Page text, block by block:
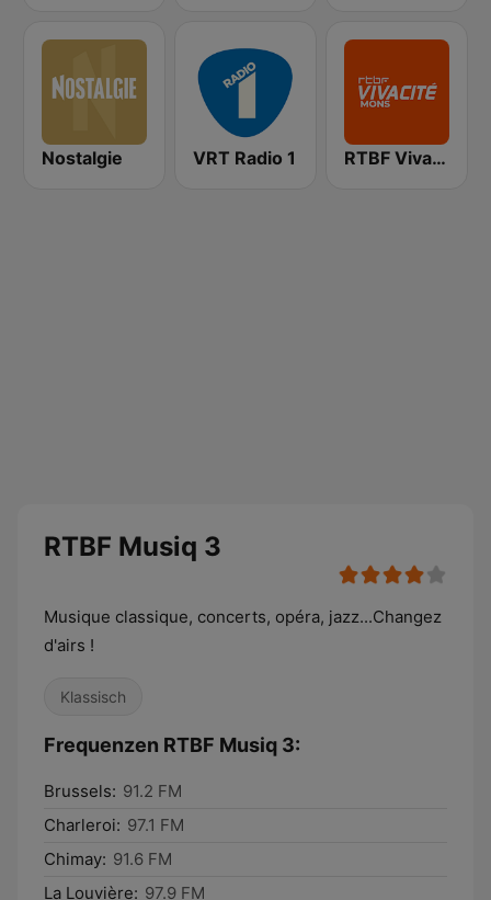
Nostalgie VRT Radio 1 RTBF VivaCité Hainaut
RTBF Musiq 3
Musique classique, concerts, opéra, jazz...Changez
d'airs !
Klassisch
Frequenzen RTBF Musiq 3:
Brussels: 91.2 FM
Charleroi: 97.1 FM
Chimay: 91.6 FM
La Louvière: 97.9 FM